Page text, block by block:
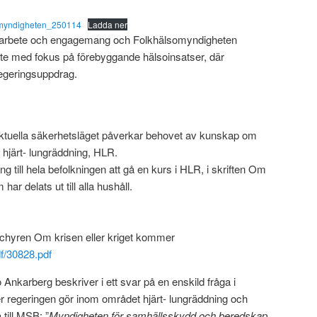
Ladda ner
och engagemang och Folkhälsomyndigheten
med fokus på förebyggande hälsoinsatser, där
säkerhetsläget påverkar behovet av kunskap om
lungräddning, HLR.
till hela befolkningen att gå en kurs i HLR, i skriften Om
delats ut till alla hushåll.
Om krisen eller kriget kommer
30828.pdf
beskriver i ett svar på en enskild fråga i
gör inom området hjärt- lungräddning och